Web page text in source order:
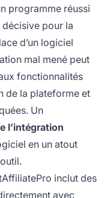
programme réussi
décisive pour la
d’un logiciel
mal mené peut
fonctionnalités
de la plateforme et
Un
l’intégration
en un atout
inclut des
avec